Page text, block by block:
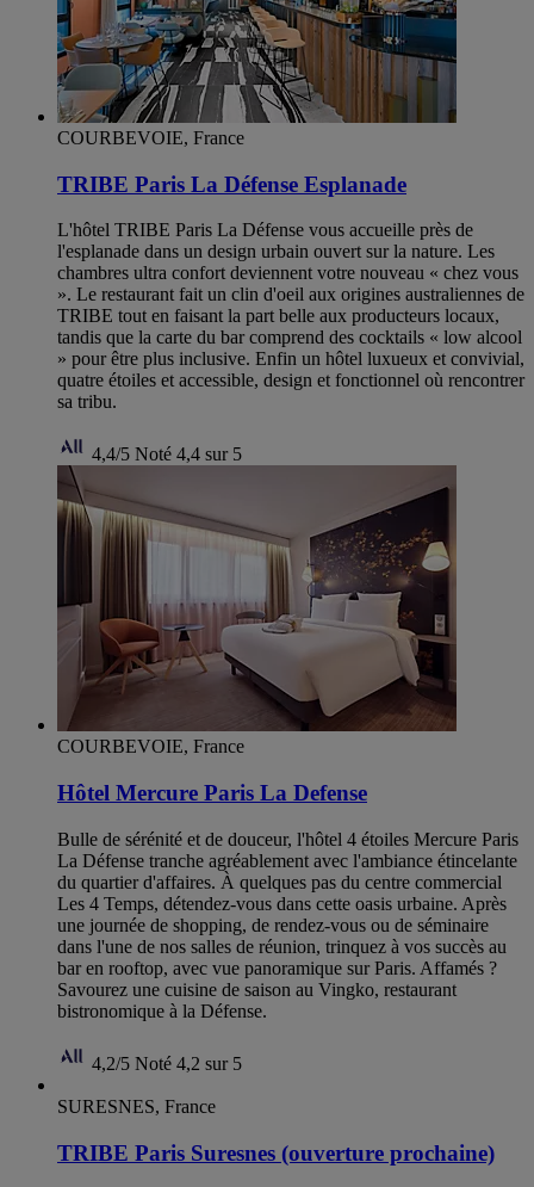
COURBEVOIE, France
TRIBE Paris La Défense Esplanade
L'hôtel TRIBE Paris La Défense vous accueille près de
l'esplanade dans un design urbain ouvert sur la nature. Les
chambres ultra confort deviennent votre nouveau « chez vous
». Le restaurant fait un clin d'oeil aux origines australiennes de
TRIBE tout en faisant la part belle aux producteurs locaux,
tandis que la carte du bar comprend des cocktails « low alcool
» pour être plus inclusive. Enfin un hôtel luxueux et convivial,
quatre étoiles et accessible, design et fonctionnel où rencontrer
sa tribu.
4,4/5 Noté 4,4 sur 5
COURBEVOIE, France
Hôtel Mercure Paris La Defense
Bulle de sérénité et de douceur, l'hôtel 4 étoiles Mercure Paris
La Défense tranche agréablement avec l'ambiance étincelante
du quartier d'affaires. À quelques pas du centre commercial
Les 4 Temps, détendez-vous dans cette oasis urbaine. Après
une journée de shopping, de rendez-vous ou de séminaire
dans l'une de nos salles de réunion, trinquez à vos succès au
bar en rooftop, avec vue panoramique sur Paris. Affamés ?
Savourez une cuisine de saison au Vingko, restaurant
bistronomique à la Défense.
4,2/5 Noté 4,2 sur 5
SURESNES, France
TRIBE Paris Suresnes (ouverture prochaine)